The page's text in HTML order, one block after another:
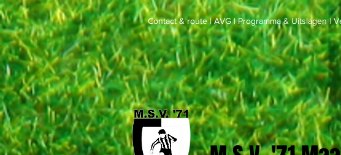
Contact & route|AVG|Programma & Uitslagen|